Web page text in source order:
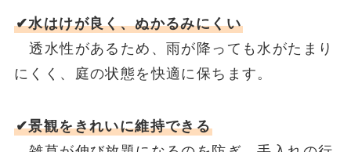
✔水はけが良く、ぬかるみにくい
透水性があるため、雨が降っても水がたまり
にくく、庭の状態を快適に保ちます。
✔景観をきれいに維持できる